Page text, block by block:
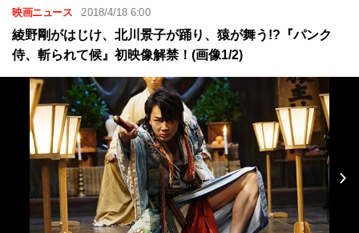
映画ニュース 2018/4/18 6:00
綾野剛がはじけ、北川景子が踊り、猿が舞う!?『パンク
侍、斬られて候』初映像解禁！(画像1/2)